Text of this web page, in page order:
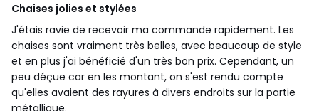
Chaises jolies et stylées
J'étais ravie de recevoir ma commande rapidement. Les
chaises sont vraiment très belles, avec beaucoup de style
et en plus j'ai bénéficié d'un très bon prix. Cependant, un
peu déçue car en les montant, on s'est rendu compte
qu'elles avaient des rayures à divers endroits sur la partie
métallique.